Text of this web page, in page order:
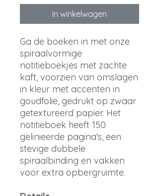
In winkelwagen
Ga de boeken in met onze
spiraalvormige
notitieboekjes met zachte
kaft, voorzien van omslagen
in kleur met accenten in
goudfolie, gedrukt op zwaar
getextureerd papier. Het
notitieboek heeft 150
gelinieerde pagina's, een
stevige dubbele
spiraalbinding en vakken
voor extra opbergruimte.